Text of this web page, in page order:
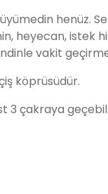
henüz.
heyecan, istek
vakit
köprüsüdür.
3 çakraya